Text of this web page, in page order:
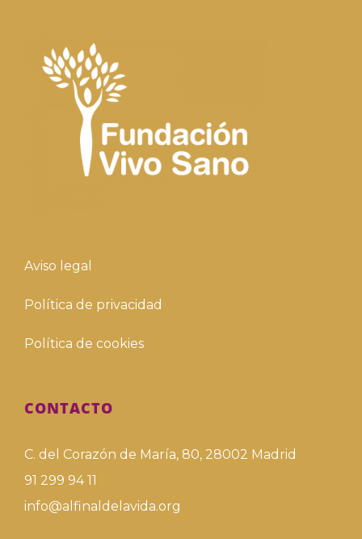
Aviso legal
Política de privacidad
Política de cookies
CONTACTO
C. del Corazón de María, 80, 28002 Madrid
91 299 94 11
info@alfinaldelavida.org